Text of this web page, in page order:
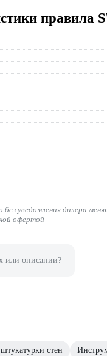
правила
уведомления дилера
офертой
или описании?
стен